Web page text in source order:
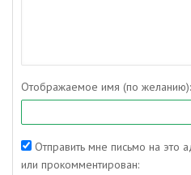
Отображаемое имя (по желанию):
Отправить мне письмо на это
или прокомментирован: